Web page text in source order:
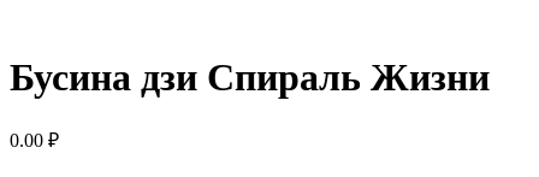
Бусина дзи Спираль Жизни
0.00 ₽